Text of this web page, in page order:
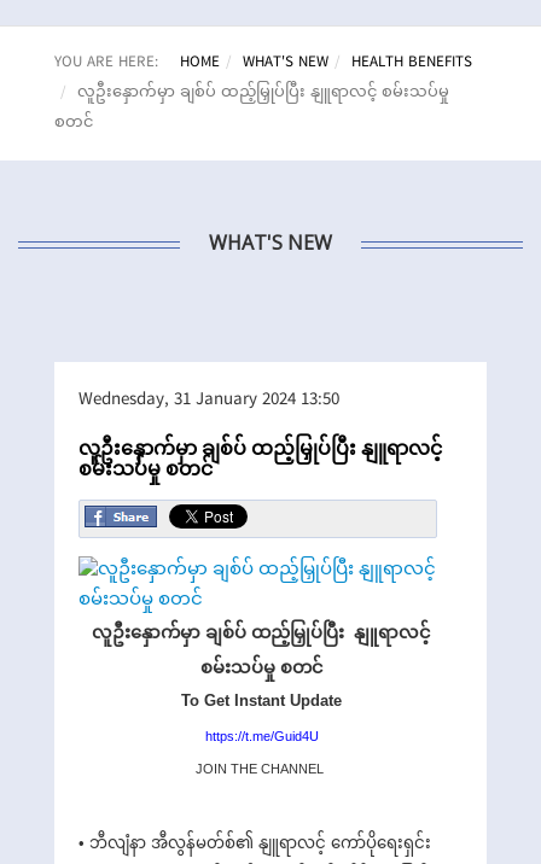
YOU ARE HERE: HOME WHAT'S NEW
HEALTH BENEFITS
လူဦးနှောက်မှာ ချစ်ပ် ထည့်မြှုပ်ပြီး နျူရာလင့် စမ်းသပ်မှု
စတင်
WHAT'S NEW
Wednesday, 31 January 2024 13:50
လူဦးနှောက်မှာ ချစ်ပ် ထည့်မြှုပ်ပြီး နျူရာလင့်
စမ်းသပ်မှု စတင်
လူဦးနှောက်မှာ ချစ်ပ် ထည့်မြှုပ်ပြီး နျူရာလင့်
စမ်းသပ်မှု စတင်
To Get Instant Update
https://t.me/Guid4U
JOIN THE CHANNEL
• ဘီလျံနာ အီလွန်မတ်စ်၏ နျူရာလင့် ကော်ပိုရေးရှင်း